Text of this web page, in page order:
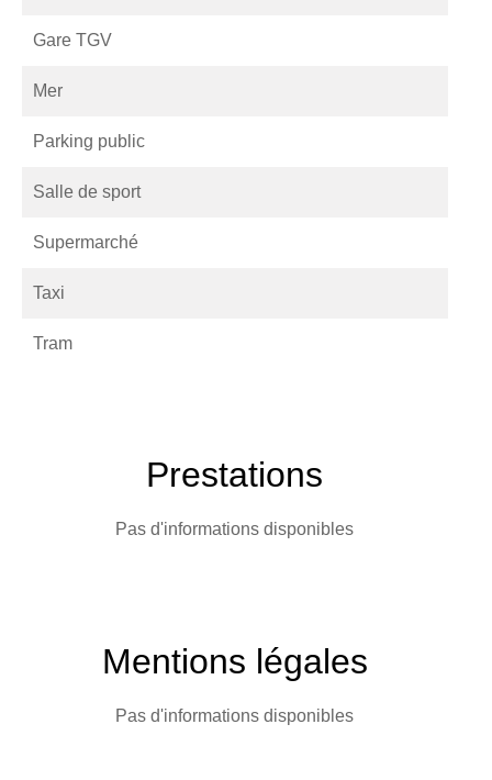
Gare TGV
Mer
Parking public
Salle de sport
Supermarché
Taxi
Tram
Prestations
Pas d'informations disponibles
Mentions légales
Pas d'informations disponibles